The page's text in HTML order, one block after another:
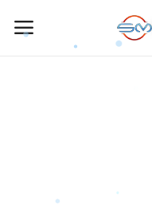
Kategoriler